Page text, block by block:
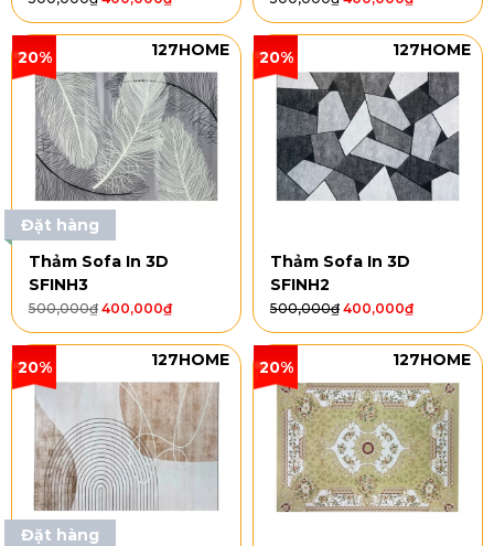
20% 127HOME
Đặt hàng
Thảm Sofa In 3D
SFINH3
500,000₫ 400,000₫
20% 127HOME
Thảm Sofa In 3D
SFINH2
500,000₫ 400,000₫
20% 127HOME
Đặt hàng
20% 127HOME